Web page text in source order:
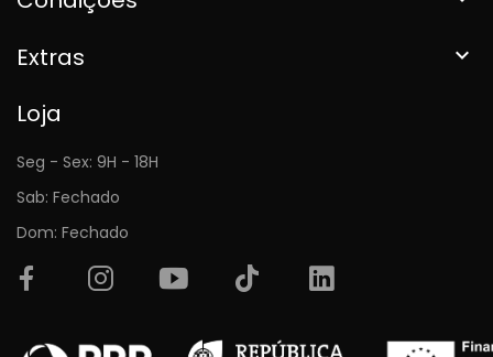
Extras 
Loja
Seg - Sex: 9H - 18H
Sab: Fechado
Dom: Fechado